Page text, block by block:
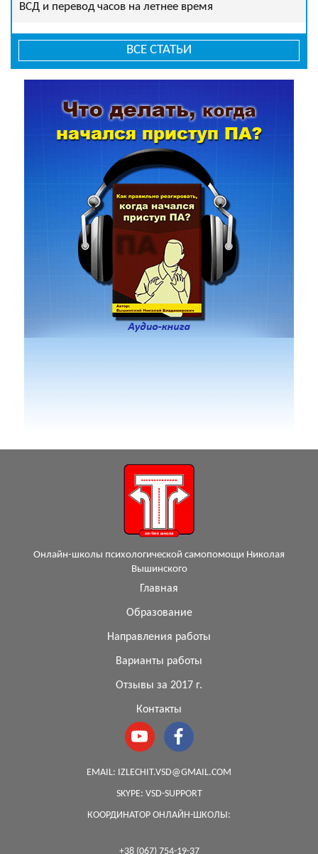
ВСД и перевод часов на летнее время
ВСЕ СТАТЬИ
Онлайн-школы психологической самопомощи Николая
Вышинского
Главная
Образование
Направления работы
Варианты работы
Отзывы за 2017 г.
Контакты
EMAIL: IZLECHIT.VSD@GMAIL.COM
SKYPE: VSD-SUPPORT
КООРДИНАТОР ОНЛАЙН-ШКОЛЫ:
+38 (067) 754-19-37